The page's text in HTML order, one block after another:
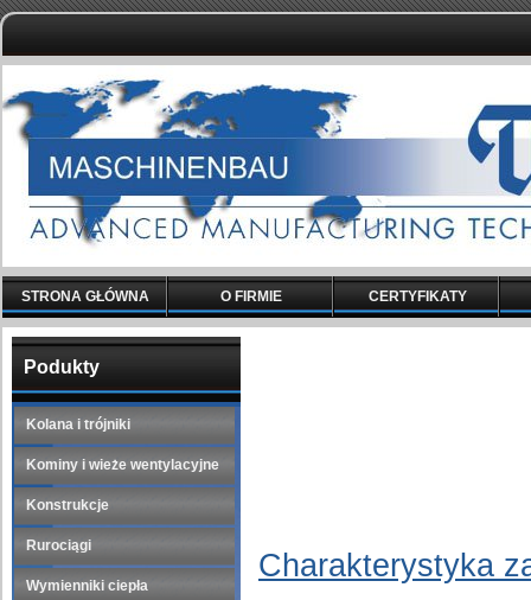
STRONA GŁÓWNA O FIRMIE CERTYFIKATY
Podukty
Kolana i trójniki
Kominy i wieże wentylacyjne
Konstrukcje
Rurociągi
Wymienniki ciepła
Charakterystyka